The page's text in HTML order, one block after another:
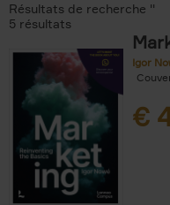
Résultats de recherche ''
5 résultats
Igor
€